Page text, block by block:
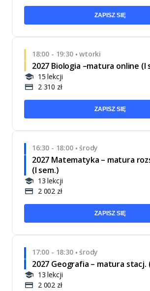
ZAPISZ SIĘ
18:00 - 19:30•wtorki
2027 Biologia –matura online (I
15 lekcji
2 310 zł
ZAPISZ SIĘ
16:30 - 18:00•środy
2027 Matematyka – matura
(I sem.)
13 lekcji
2 002 zł
ZAPISZ SIĘ
17:00 - 18:30•środy
2027 Geografia – matura stacj.
13 lekcji
2 002 zł